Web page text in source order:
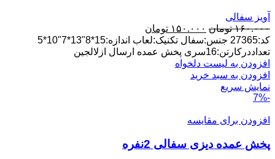
آویز سفالی
۱۶۰.۰۰۰ تومان قیمت
اصلی:
۱۶۰.۰۰۰ تومان
بود.
۱۵۰.۰۰۰ تومان
فعلی:
۱۵۰.۰۰۰ تومان.
کد:27365 جنس:سفال تکنیک:لعاب اندازه:15*8"13*7"10*5
تعداددرکارتن:16سری پخش عمده ارسال ازلالجین
افزودن به لیست دلخواه
افزودن به سبد خرید
نمایش سریع
-7%
افزودن برای مقایسه
پخش عمده دیزی سفالی 2نفره